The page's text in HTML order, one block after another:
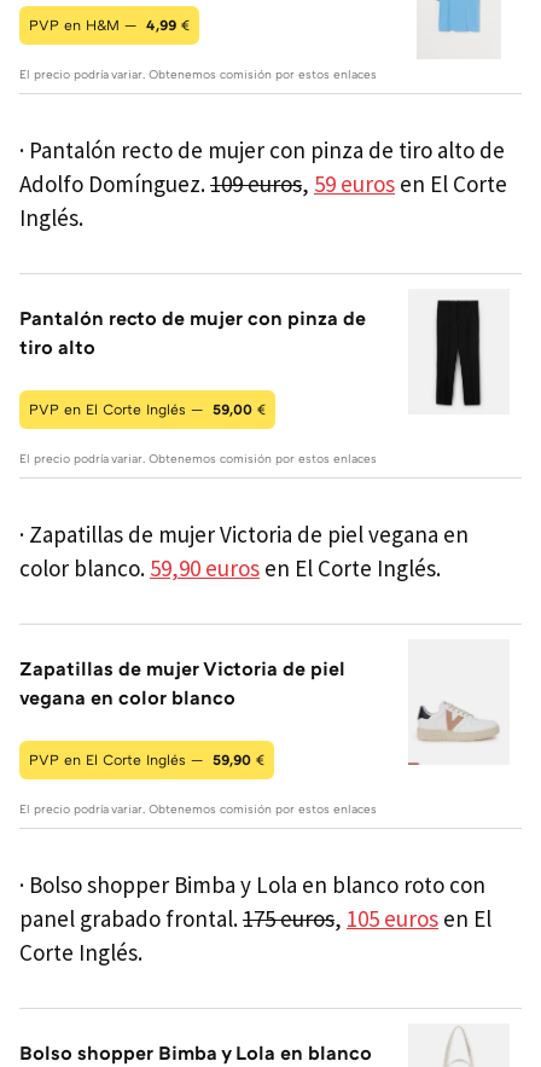
PVP en H&M — 4,99 €
El precio podría variar. Obtenemos comisión por estos enlaces
· Pantalón recto de mujer con pinza de tiro alto de
Adolfo Domínguez.109 euros, 59 euros en El Corte
Inglés.
Pantalón recto de mujer con pinza de
tiro alto
PVP en El Corte Inglés — 59,00 €
El precio podría variar. Obtenemos comisión por estos enlaces
· Zapatillas de mujer Victoria de piel vegana en
color blanco. 59,90 euros en El Corte Inglés.
Zapatillas de mujer Victoria de piel
vegana en color blanco
PVP en El Corte Inglés — 59,90 €
El precio podría variar. Obtenemos comisión por estos enlaces
· Bolso shopper Bimba y Lola en blanco roto con
panel grabado frontal.175 euros, 105 euros en El
Corte Inglés.
Bolso shopper Bimba y Lola en blanco